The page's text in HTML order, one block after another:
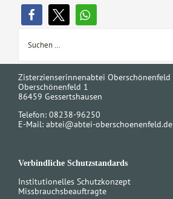
Zisterzienserinnenabtei Oberschönenfeld
Oberschönenfeld 1
86459 Gessertshausen
Telefon: 08238-96250
E-Mail: abtei@abtei-oberschoenenfeld.de
Verbindliche Schutzstandards
Institutionelles Schutzkonzept
Missbrauchsbeauftragte